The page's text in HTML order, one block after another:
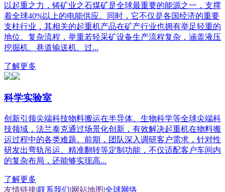
以起重之力，铸矿业之石煤矿是全球最重要的能源之一，支撑
着全球40%以上的电能供应。同时，它不仅是各国经济的重要
支柱行业，其相关的起重机产品在矿产行业也拥有举足轻重的
地位。复杂流程，举重若轻采矿设备生产流程复杂，涵盖液压
挖掘机、巷道输送机、过...
了解更多
科学实验室
创新引领尖端科技物料搬运在半导体、生物科学等全球尖端科
技领域，法兰泰克通过场景化创新，有效解决起重机在物料搬
运过程中的各类难题。前期，团队深入调研客户需求，针对性
研发出弯轨吊运、精准翻转等定制功能，不仅适配客户车间内
的复杂布局，还能够实现高...
了解更多
友情链接|联系我们|网站地图 |全球网络